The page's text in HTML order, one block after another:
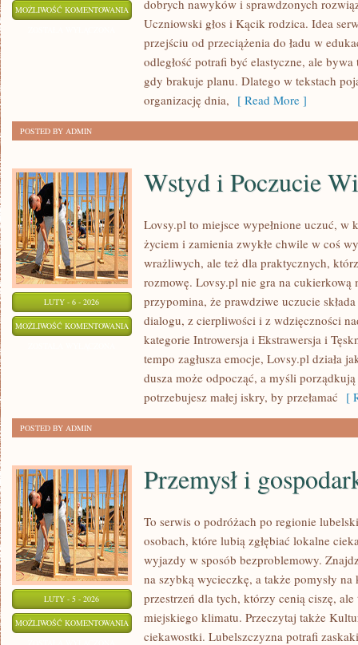
MOŻLIWOŚĆ KOMENTOWANIA KULTURA
SZTUKA
SZKOLE
dobrych nawyków i sprawdzonych
Uczniowski głos i Kącik rodzica. Idea
przejściu od przeciążenia do ładu w
odległość potrafi być elastyczne, ale
gdy brakuje planu. Dlatego w tekstach
organizację dnia, [ Read More ]
POSTED BY ADMIN
LUTY - 6 - 2026
MOŻLIWOŚĆ KOMENTOWANIA WSTYD
POCZUCIE
WINNY
Wstyd i Poczucie
Lovsy.pl to miejsce wypełnione uczuć, w
życiem i zamienia zwykłe chwile w coś
wrażliwych, ale też dla praktycznych,
rozmowę. Lovsy.pl nie gra na cukierkową
przypomina, że prawdziwe uczucie
dialogu, z cierpliwości i z wdzięczności
kategorie Introwersja i Ekstrawersja i
tempo zagłusza emocje, Lovsy.pl działa
dusza może odpocząć, a myśli porządkują
potrzebujesz małej iskry, by przełamać [
POSTED BY ADMIN
LUTY - 5 - 2026
MOŻLIWOŚĆ KOMENTOWANIA PRZEMYSŁ
Przemysł i
To serwis o podróżach po regionie
osobach, które lubią zgłębiać lokalne
wyjazdy w sposób bezproblemowy.
na szybką wycieczkę, a także pomysły
przestrzeń dla tych, którzy cenią ciszę,
miejskiego klimatu. Przeczytaj także
ciekawostki. Lubelszczyzna potrafi